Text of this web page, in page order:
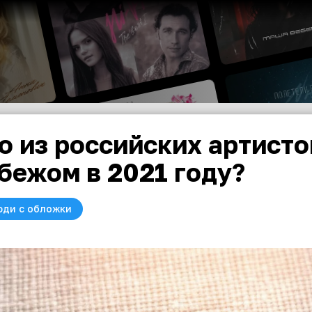
из российских
в 2021 году?
с обложки